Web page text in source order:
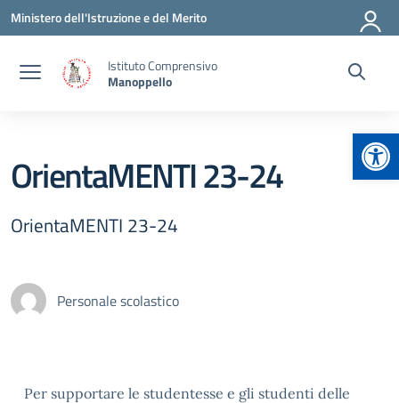
Vai ai contenuti
Vai al menu di navigazione
Vai al footer
Ministero dell'Istruzione e del Merito
Istituto Comprensivo
Manoppello
OrientaMENTI 23-24
OrientaMENTI 23-24
Personale scolastico
Per supportare le studentesse e gli studenti delle